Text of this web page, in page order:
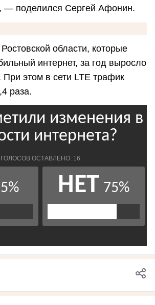
— поделился Сергей Афонин.
области, которые
интернет, за год выросло
При этом в сети LTE трафик
раза.